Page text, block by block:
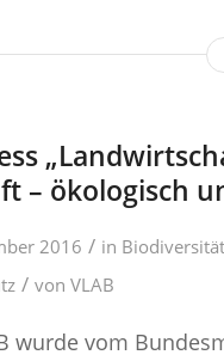
– ökologisch
2016 / in Biodiversität
/ von VLAB
wurde vom